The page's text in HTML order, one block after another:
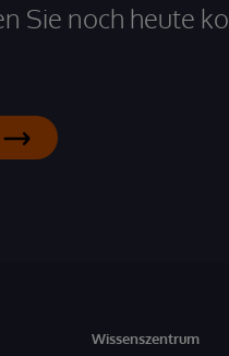
Sie noch heute
Wissenszentrum